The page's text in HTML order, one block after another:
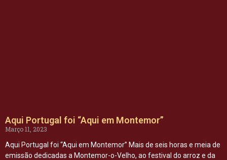
Aqui Portugal foi “Aqui em Montemor”
Março 11, 2023
Aqui Portugal foi “Aqui em Montemor” Mais de seis horas e meia de
emissão dedicadas a Montemor-o-Velho, ao festival do arroz e da